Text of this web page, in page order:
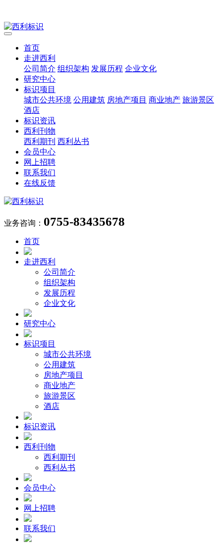
首页
走进西利
公司简介 组织架构 发展历程 企业文化
研究中心
标识项目
城市公共环境 公用建筑 房地产项目 商业地产 旅游景区
酒店
标识资讯
西利刊物
西利期刊 西利丛书
会员中心
网上招聘
联系我们
在线反馈
业务咨询： 0755-83435678
首页
走进西利
公司简介
组织架构
发展历程
企业文化
研究中心
标识项目
城市公共环境
公用建筑
房地产项目
商业地产
旅游景区
酒店
标识资讯
西利刊物
西利期刊
西利丛书
会员中心
网上招聘
联系我们